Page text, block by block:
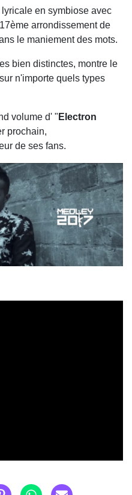
en symbiose avec
arrondissement de
le maniement des mots.
bien distinctes, montre le
n'importe quels types
volume d' " Electron
prochain,
de ses fans.